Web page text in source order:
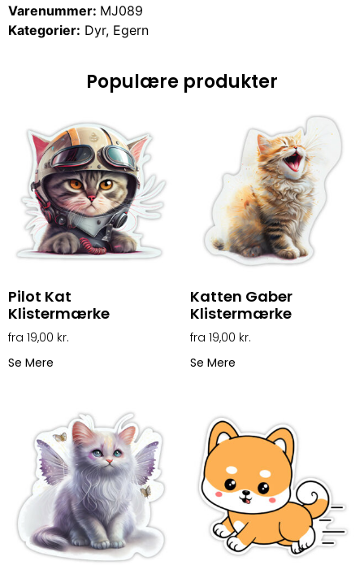
Varenummer: MJ089
Kategorier: Dyr, Egern
Populære produkter
Pilot Kat
Klistermærke
19,00 kr.
Se Mere
Katten Gaber
Klistermærke
19,00 kr.
Se Mere